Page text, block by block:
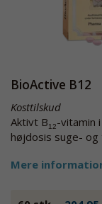
BioActive B12
Kosttilskud
Aktivt B12-vitamin
højdosis suge-
Mere